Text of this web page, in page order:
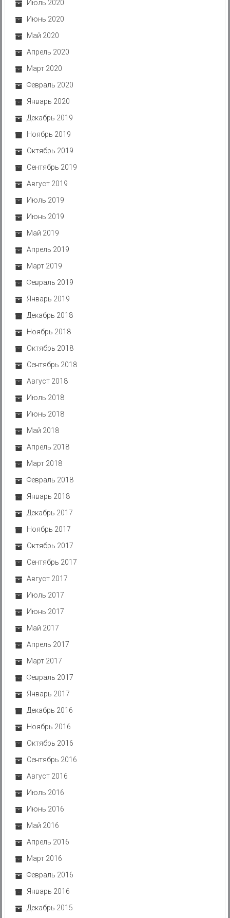
Июль 2020
Июнь 2020
Май 2020
Апрель 2020
Март 2020
Февраль 2020
Январь 2020
Декабрь 2019
Ноябрь 2019
Октябрь 2019
Сентябрь 2019
Август 2019
Июль 2019
Июнь 2019
Май 2019
Апрель 2019
Март 2019
Февраль 2019
Январь 2019
Декабрь 2018
Ноябрь 2018
Октябрь 2018
Сентябрь 2018
Август 2018
Июль 2018
Июнь 2018
Май 2018
Апрель 2018
Март 2018
Февраль 2018
Январь 2018
Декабрь 2017
Ноябрь 2017
Октябрь 2017
Сентябрь 2017
Август 2017
Июль 2017
Июнь 2017
Май 2017
Апрель 2017
Март 2017
Февраль 2017
Январь 2017
Декабрь 2016
Ноябрь 2016
Октябрь 2016
Сентябрь 2016
Август 2016
Июль 2016
Июнь 2016
Май 2016
Апрель 2016
Март 2016
Февраль 2016
Январь 2016
Декабрь 2015